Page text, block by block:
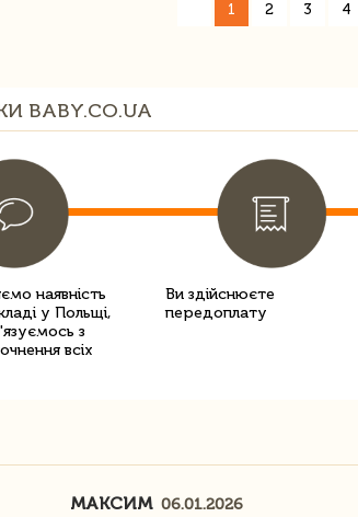
1 2 3 4
BABY.CO.UA
наявність
у Польщі,
з
всіх
Ви здійснюєте
передоплату
МАКСИМ 06.01.2026